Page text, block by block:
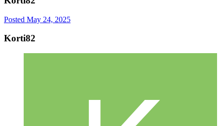
Posted May 24, 2025
Korti82